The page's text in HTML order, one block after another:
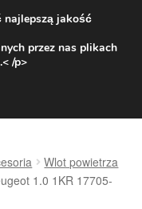
zł
003 167
Wlot powietrza
1.0 1KR 17705-
najlepszą jakość
przez nas plikach
.< /p>